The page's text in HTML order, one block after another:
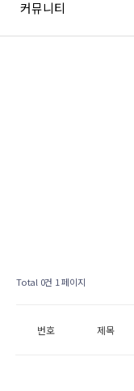
커뮤니티
Total 0건 1 페이지
번호 제목